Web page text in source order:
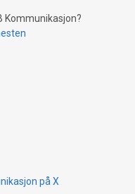
Kommunikasjon?
på X